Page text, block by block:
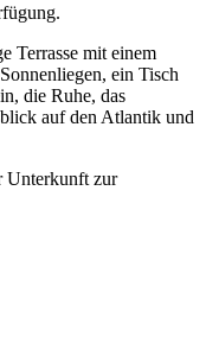
Terrasse mit einem
ein Tisch
die Ruhe, das
auf den Atlantik und
Unterkunft zur